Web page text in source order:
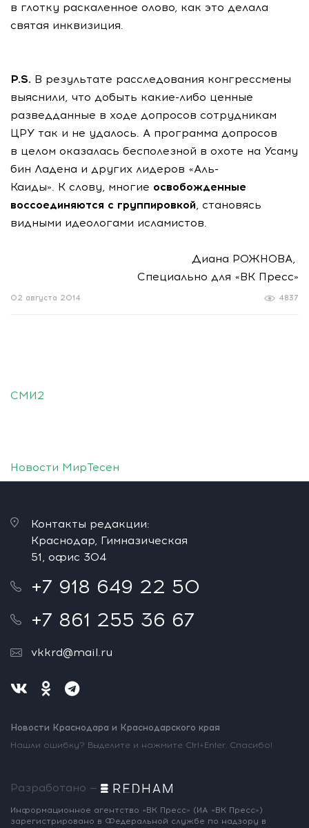
в глотку раскаленное олово, как это делала
святая инквизиция.
P.S. В результате расследования конгрессмены
выяснили, что добыть какие-либо ценные
разведданные в ходе допросов сотрудникам
ЦРУ так и не удалось. А программа допросов
в целом оказалась бесполезной в охоте на Усаму
бин Ладена и других лидеров «Аль-
Каиды». К слову, многие освобожденные
воссоединяются с группировкой, становясь
видными идеологами исламистов.
Диана РОЖНОВА,
Специально для «ВК Пресс»
4837
02 августа 2014
СМИ2
Новости МирТесен
Контакты редакции:
Краснодар, Гимназическая
51, офис 304
+7 918 649 22 50
+7 861 255 36 67
vkkrd@mail.ru
Новости Краснодара и Краснодарского края
Нашли ошибку? Выделите и нажмите Ctrl+Enter. Спасибо!
Разработано —
Информационное агентство «ВК Пресс» (ИА «ВК Пресс»)
зарегистрировано в Федеральной службе по надзору в